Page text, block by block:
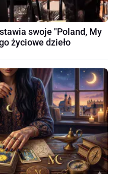
swoje "Poland, My
życiowe dzieło